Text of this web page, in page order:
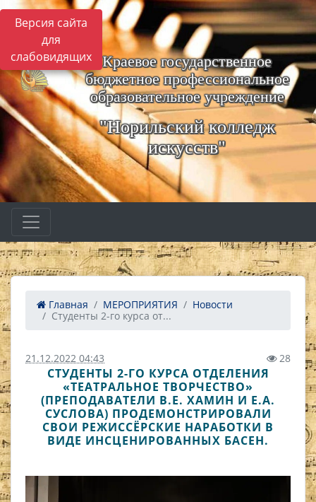
Версия сайта
для
слабовидящих
Краевое государственное
бюджетное профессиональное
образовательное учреждение
"Норильский колледж
искусств"
Главная МЕРОПРИЯТИЯ
Новости
Студенты 2-го курса от...
21.12.2022 04:43 28
СТУДЕНТЫ 2-ГО КУРСА ОТДЕЛЕНИЯ
«ТЕАТРАЛЬНОЕ ТВОРЧЕСТВО»
(ПРЕПОДАВАТЕЛИ В.Е. ХАМИН И Е.А.
СУСЛОВА) ПРОДЕМОНСТРИРОВАЛИ
СВОИ РЕЖИССЁРСКИЕ НАРАБОТКИ В
ВИДЕ ИНСЦЕНИРОВАННЫХ БАСЕН.